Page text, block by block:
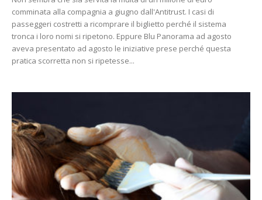
comminata alla compagnia a giugno dall'Antitrust. I casi di
passeggeri costretti a ricomprare il biglietto perché il sistema
tronca i loro nomi si ripetono. Eppure Blu Panorama ad agosto
aveva presentato ad agosto le iniziative prese perché questa
pratica scorretta non si ripetesse...